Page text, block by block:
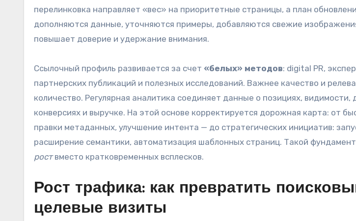
перелинковка направляет «вес» на приоритетные страницы, а план
дополняются данные, уточняются примеры, добавляются свежие
повышает доверие и удержание внимания.
Ссылочный профиль развивается за счет «белых» методов: digital PR,
партнерских публикаций и полезных исследований. Важнее качество и
количество. Регулярная аналитика соединяет данные о позициях, видимости,
конверсиях и выручке. На этой основе корректируется дорожная карта: от
правки метаданных, улучшение интента — до стратегических инициатив:
расширение семантики, автоматизация шаблонных страниц. Такой
роствместо кратковременных всплесков.
Рост трафика: как превратить
целевые визиты